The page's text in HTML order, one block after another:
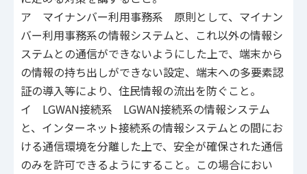
ア マイナンバー利用事務系 原則として、マイナン
バー利用事務系の情報システムと、これ以外の情報シ
ステムとの通信ができないようにした上で、端末から
の情報の持ち出しができない設定、端末への多要素認
証の導入等により、住民情報の流出を防ぐこと。
イ LGWAN接続系 LGWAN接続系の情報システム
と、インターネット接続系の情報システムとの間にお
ける通信環境を分離した上で、安全が確保された通信
のみを許可できるようにすること。この場合におい